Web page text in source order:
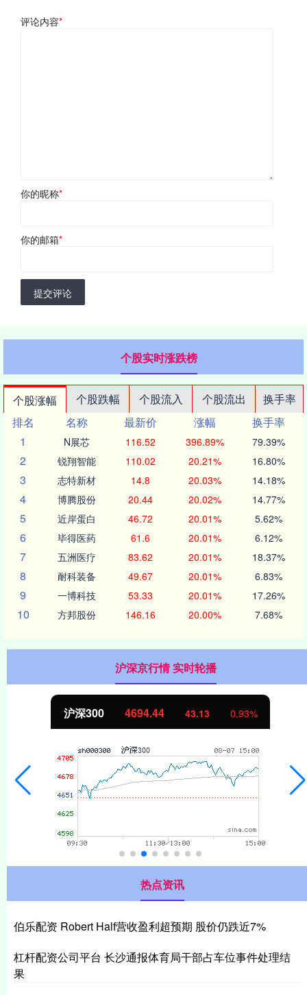
评论内容*
你的昵称*
你的邮箱*
提交评论
个股实时涨跌榜
个股涨幅 个股跌幅 个股流入 个股流出
换手率
排名
名称 最新价 涨幅
换手率
1
N展芯 116.52 396.89% 79.39%
2 锐翔智能 110.02 20.21% 16.80%
3 志特新材 14.8 20.03% 14.18%
4 博腾股份 20.44 20.02% 14.77%
5 近岸蛋白 46.72 20.01% 5.62%
6 毕得医药 61.6 20.01% 6.12%
7 五洲医疗 83.62 20.01% 18.37%
8 耐科装备 49.67 20.01% 6.83%
9 一博科技 53.33 20.01% 17.26%
10 方邦股份 146.16 20.00% 7.68%
沪深京行情 实时轮播
沪深300 4694.44 43.13 0.93%
热点资讯
伯乐配资 Robert Half营收盈利超预期 股价仍跌近7%
杠杆配资公司平台 长沙通报体育局干部占车位事件处理结
果